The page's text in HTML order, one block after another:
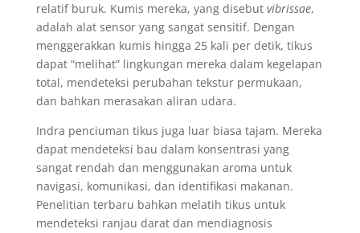
relatif buruk. Kumis mereka, yang disebutvibrissae,
adalah alat sensor yang sangat sensitif. Dengan
menggerakkan kumis hingga 25 kali per detik, tikus
dapat “melihat” lingkungan mereka dalam kegelapan
total, mendeteksi perubahan tekstur permukaan,
dan bahkan merasakan aliran udara.
Indra penciuman tikus juga luar biasa tajam. Mereka
dapat mendeteksi bau dalam konsentrasi yang
sangat rendah dan menggunakan aroma untuk
navigasi, komunikasi, dan identifikasi makanan.
Penelitian terbaru bahkan melatih tikus untuk
mendeteksi ranjau darat dan mendiagnosis